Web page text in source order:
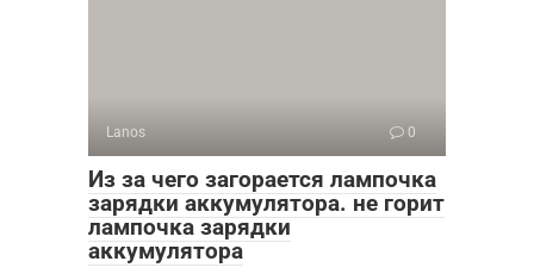
Lanos 0
Из за чего загорается лампочка
зарядки аккумулятора. не горит
лампочка зарядки
аккумулятора